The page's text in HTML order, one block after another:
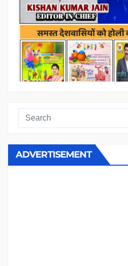
ADVERTISEMENT